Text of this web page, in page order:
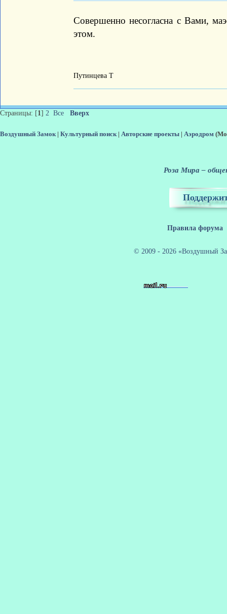
Совершенно несогласна с Вами,
этом.
Путинцева Т
Страницы: [1] 2 Все Вверх
Воздушный Замок | Культурный поиск | Авторские проекты | Аэродром
Роза Мира –
Правила форума
© 2009 - 2026 «Воздушный